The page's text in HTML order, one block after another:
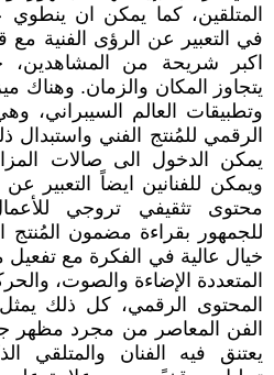
المتلقين، كما يمكن ان ينطوي
في التعبير عن الرؤى الفنية مع
اكبر شريحة من
يتجاوز المكان والزمان. وهناك
وتطبيقات العالم السيبراني،
الرقمي للمُنتج الفني واستبدال
يمكن الدخول الى صالات
ويمكن للفنانين ايضاً التعبير عن
محتوى تثقيفي تروجي
للجمهور بقراءة مضمون المُنتج
خيال عالية في الفكرة مع
المتعددة الإضاءة والصوت،
المحتوى الرقمي، كل ذلك
الفن المعاصر من مجرد مظهر
يعتنق فيه الفنان والمتلقي